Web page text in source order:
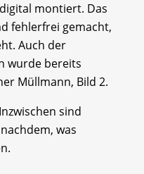
montiert. Das
fehlerfrei gemacht,
Auch der
wurde bereits
Müllmann, Bild 2.
sind
was